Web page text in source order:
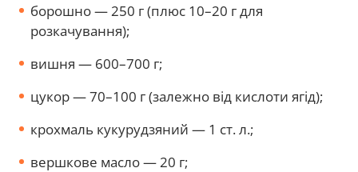
борошно — 250 г (плюс 10–20 г для
розкачування);
вишня — 600–700 г;
цукор — 70–100 г (залежно від кислоти ягід);
крохмаль кукурудзяний — 1 ст. л.;
вершкове масло — 20 г;